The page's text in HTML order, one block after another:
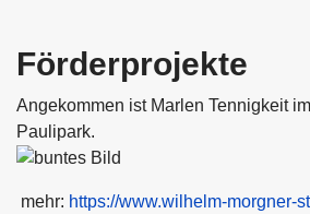
Förderprojekte
Angekommen ist Marlen Tennigkeit
Paulipark.
mehr: https://www.wilhelm-morgner-